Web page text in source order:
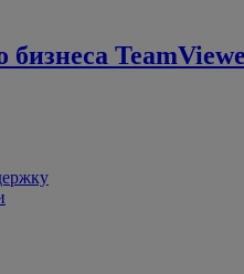
бизнеса